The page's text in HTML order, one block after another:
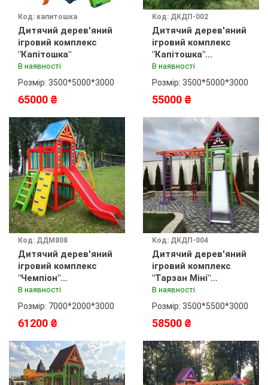
Код: капитошка
Дитячий дерев'яний
ігровий комплекс
"Капітошка"
В наявності
Розмір: 3500*5000*3000
65000 ₴
Код: ДКДП-002
Дитячий дерев'яний
ігровий комплекс
"Капітошка"
фарбування
В наявності
Розмір: 3500*5000*3000
55000 ₴
Код: ДДМ808
Дитячий дерев'яний
ігровий комплекс
"Чемпіон"
фарбування
В наявності
Розмір: 7000*2000*3000
61200 ₴
Код: ДКДП-004
Дитячий дерев'яний
ігровий комплекс
"Тарзан Міні"
фарбування
В наявності
Розмір: 3500*5500*3000
58500 ₴